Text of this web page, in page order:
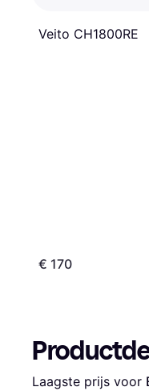
Veito CH1800RE
€ 170
Laagste prijs voor